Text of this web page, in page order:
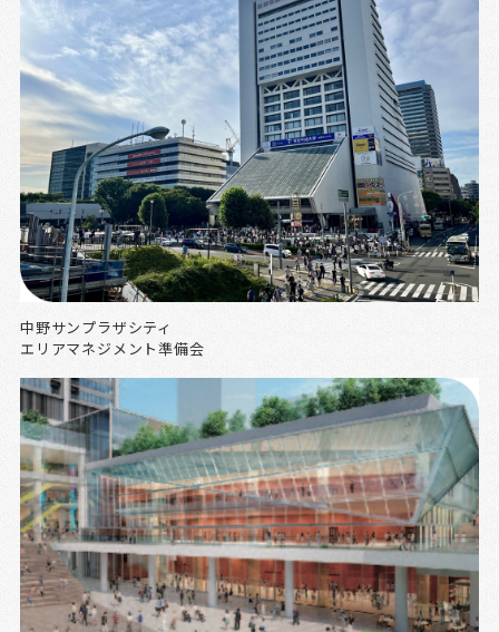
中野サンプラザシティ
エリアマネジメント準備会